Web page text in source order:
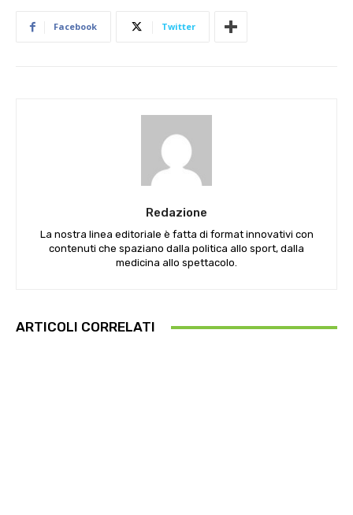
Facebook Twitter
Redazione
La nostra linea editoriale è fatta di format innovativi con
contenuti che spaziano dalla politica allo sport, dalla
medicina allo spettacolo.
ARTICOLI CORRELATI